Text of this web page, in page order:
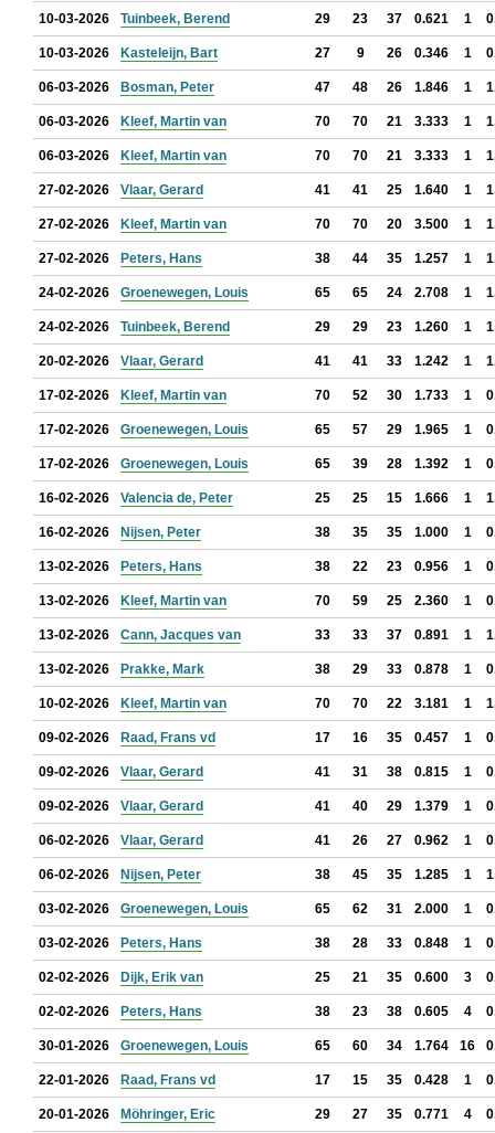
10-03-2026 Tuinbeek, Berend 29 23 37 0.621 1
10-03-2026 Kasteleijn, Bart 27 9 26 0.346 1
06-03-2026 Bosman, Peter 47 48 26 1.846 1
06-03-2026 Kleef, Martin van 70 70 21 3.333 1
06-03-2026 Kleef, Martin van 70 70 21 3.333 1
27-02-2026 Vlaar, Gerard 41 41 25 1.640 1
27-02-2026 Kleef, Martin van 70 70 20 3.500 1
27-02-2026 Peters, Hans 38 44 35 1.257 1
24-02-2026 Groenewegen, Louis 65 65 24 2.708 1
24-02-2026 Tuinbeek, Berend 29 29 23 1.260 1
20-02-2026 Vlaar, Gerard 41 41 33 1.242 1
17-02-2026 Kleef, Martin van 70 52 30 1.733 1
17-02-2026 Groenewegen, Louis 65 57 29 1.965 1
17-02-2026 Groenewegen, Louis 65 39 28 1.392 1
16-02-2026 Valencia de, Peter 25 25 15 1.666 1
16-02-2026 Nijsen, Peter 38 35 35 1.000 1
13-02-2026 Peters, Hans 38 22 23 0.956 1
13-02-2026 Kleef, Martin van 70 59 25 2.360 1
13-02-2026 Cann, Jacques van 33 33 37 0.891 1
13-02-2026 Prakke, Mark 38 29 33 0.878 1
10-02-2026 Kleef, Martin van 70 70 22 3.181 1
09-02-2026 Raad, Frans vd 17 16 35 0.457 1
09-02-2026 Vlaar, Gerard 41 31 38 0.815 1
09-02-2026 Vlaar, Gerard 41 40 29 1.379 1
06-02-2026 Vlaar, Gerard 41 26 27 0.962 1
06-02-2026 Nijsen, Peter 38 45 35 1.285 1
03-02-2026 Groenewegen, Louis 65 62 31 2.000 1
03-02-2026 Peters, Hans 38 28 33 0.848 1
02-02-2026 Dijk, Erik van 25 21 35 0.600 3
02-02-2026 Peters, Hans 38 23 38 0.605 4
30-01-2026 Groenewegen, Louis 65 60 34 1.764 16
22-01-2026 Raad, Frans vd 17 15 35 0.428 1
20-01-2026 Möhringer, Eric 29 27 35 0.771 4